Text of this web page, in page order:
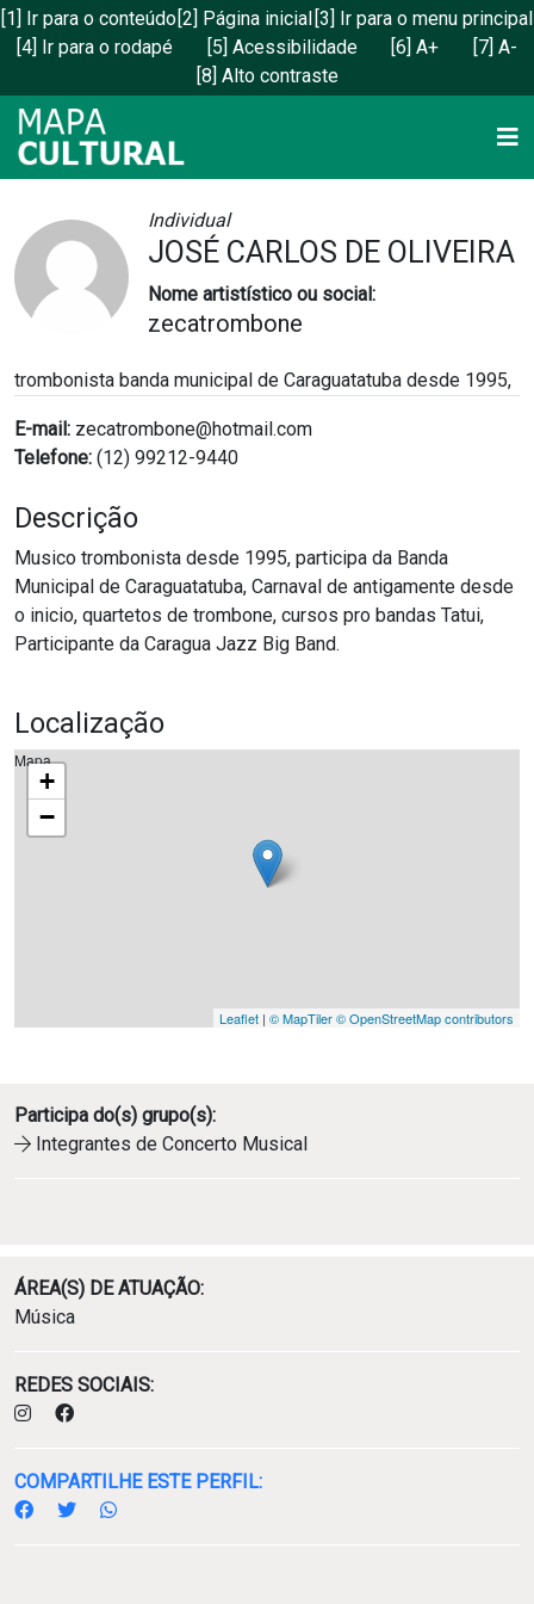
[1] Ir para o conteúdo[2] Página inicial [3] Ir para o menu principal
[4] Ir para o rodapé
[5] Acessibilidade [6] A+
[7] A-
[8] Alto contraste
ÁREA(S) DE ATUAÇÃO:
Música
REDES SOCIAIS:
COMPARTILHE ESTE PERFIL:
Individual
JOSÉ CARLOS DE OLIVEIRA
Nome artistístico ou social:
zecatrombone
trombonista banda municipal de Caraguatatuba desde 1995,
E-mail: zecatrombone@hotmail.com
Telefone: (12) 99212-9440
Descrição
Musico trombonista desde 1995, participa da Banda
Municipal de Caraguatatuba, Carnaval de antigamente desde
o inicio, quartetos de trombone, cursos pro bandas Tatui,
Participante da Caragua Jazz Big Band.
Localização
Mapa
+
−
Leaflet | © MapTiler© OpenStreetMap contributors
Participa do(s) grupo(s):
Ícone de seta
Integrantes de Concerto Musical